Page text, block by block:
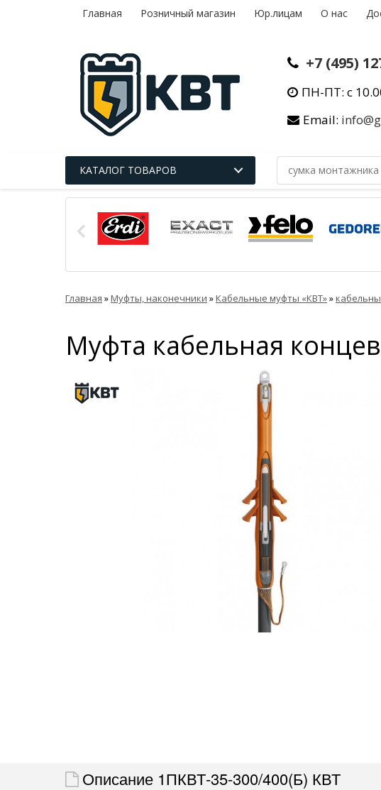
Главная Розничный магазин Юр.лицам О нас
+7 (495)
ПН-ПТ: с
Email:
КАТАЛОГ ТОВАРОВ
Главная »Муфты, наконечники »Кабельные муфты «КВТ»»
Муфта кабельная
Описание 1ПКВТ-35-300/400(Б) КВТ